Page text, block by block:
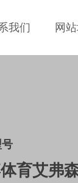
我们 网
育艾弗